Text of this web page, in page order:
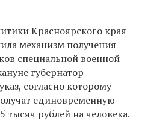
Красноярского края
механизм получения
специальной военной
губернатор
согласно которому
единовременную
рублей на человека.